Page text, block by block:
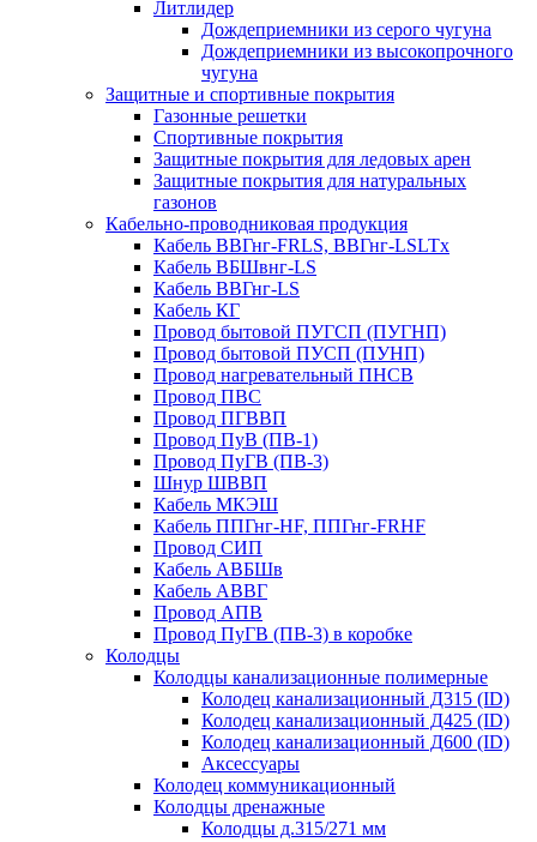
Литлидер
Дождеприемники из серого чугуна
Дождеприемники из высокопрочного
чугуна
Защитные и спортивные покрытия
Газонные решетки
Спортивные покрытия
Защитные покрытия для ледовых арен
Защитные покрытия для натуральных
газонов
Кабельно-проводниковая продукция
Кабель ВВГнг-FRLS, ВВГнг-LSLTx
Кабель ВБШвнг-LS
Кабель ВВГнг-LS
Кабель КГ
Провод бытовой ПУГСП (ПУГНП)
Провод бытовой ПУСП (ПУНП)
Провод нагревательный ПНСВ
Провод ПВС
Провод ПГВВП
Провод ПуВ (ПВ-1)
Провод ПуГВ (ПВ-3)
Шнур ШВВП
Кабель МКЭШ
Кабель ППГнг-HF, ППГнг-FRHF
Провод СИП
Кабель АВБШв
Кабель АВВГ
Провод АПВ
Провод ПуГВ (ПВ-3) в коробке
Колодцы
Колодцы канализационные полимерные
Колодец канализационный Д315 (ID)
Колодец канализационный Д425 (ID)
Колодец канализационный Д600 (ID)
Аксессуары
Колодец коммуникационный
Колодцы дренажные
Колодцы д.315/271 мм